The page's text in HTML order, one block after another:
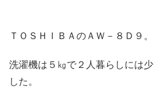
ＴＯＳＨＩＢＡのＡＷ－８Ｄ９。
洗濯機は５㎏で２人暮らしには
した。